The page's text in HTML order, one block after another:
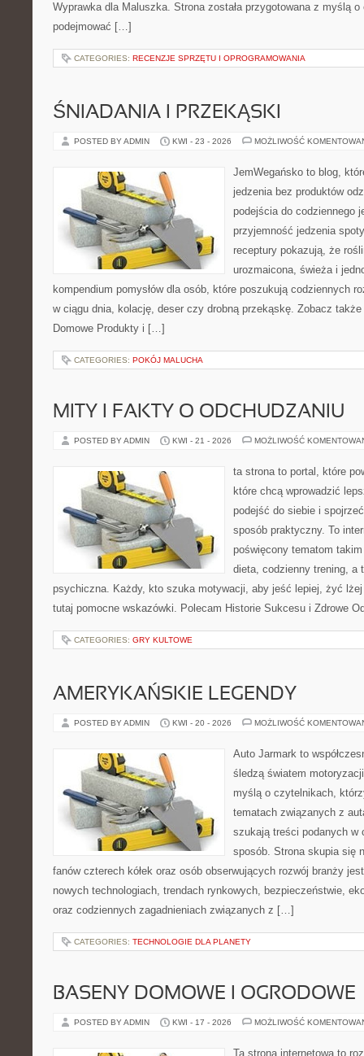
Wyprawka dla Maluszka. Strona została przygotowana z myślą
podejmować […]
CATEGORIES: RECENZJE SPRZĘTU I OPROGRAMOWANIA
ŚNIADANIA I PRZEKĄSKI
POSTED BY ADMIN KWI - 23 - 2026 MOŻLIWOŚĆ
JemWegańsko to blog,
jedzenia bez produktów
podejścia do codziennego
przyjemność jedzenia
receptury pokazują, że
urozmaicona, świeża i
kompendium pomysłów dla osób, które poszukują codziennych
w ciągu dnia, kolację, deser czy drobną przekąskę. Zobacz
Domowe Produkty i […]
CATEGORIES: POKÓJ MALUCHA
MITY I FAKTY O ODCHUDZANIU
POSTED BY ADMIN KWI - 21 - 2026 MOŻLIWOŚĆ
ta strona to portal, które
które chcą wprowadzić
podejść do siebie i
sposób praktyczny. To
poświęcony tematom
dieta, codzienny trening, a
psychiczna. Każdy, kto szuka motywacji, aby jeść lepiej, żyć
tutaj pomocne wskazówki. Polecam Historie Sukcesu i Zdrowe
CATEGORIES: GRY KULTOWE
AMERYKAŃSKIE LEGENDY
POSTED BY ADMIN KWI - 20 - 2026 MOŻLIWOŚĆ
Auto Jarmark to
śledzą światem
myślą o czytelnikach,
tematach związanych z
szukają treści podanych w
sposób. Strona skupia się
fanów czterech kółek oraz osób obserwujących rozwój branży
nowych technologiach, trendach rynkowych, bezpieczeństwie,
oraz codziennych zagadnieniach związanych z […]
CATEGORIES: TECHNOLOGIE DLA PLANETY
BASENY DOMOWE I OGRODOWE
POSTED BY ADMIN KWI - 17 - 2026 MOŻLIWOŚĆ
Ta strona internetowa to